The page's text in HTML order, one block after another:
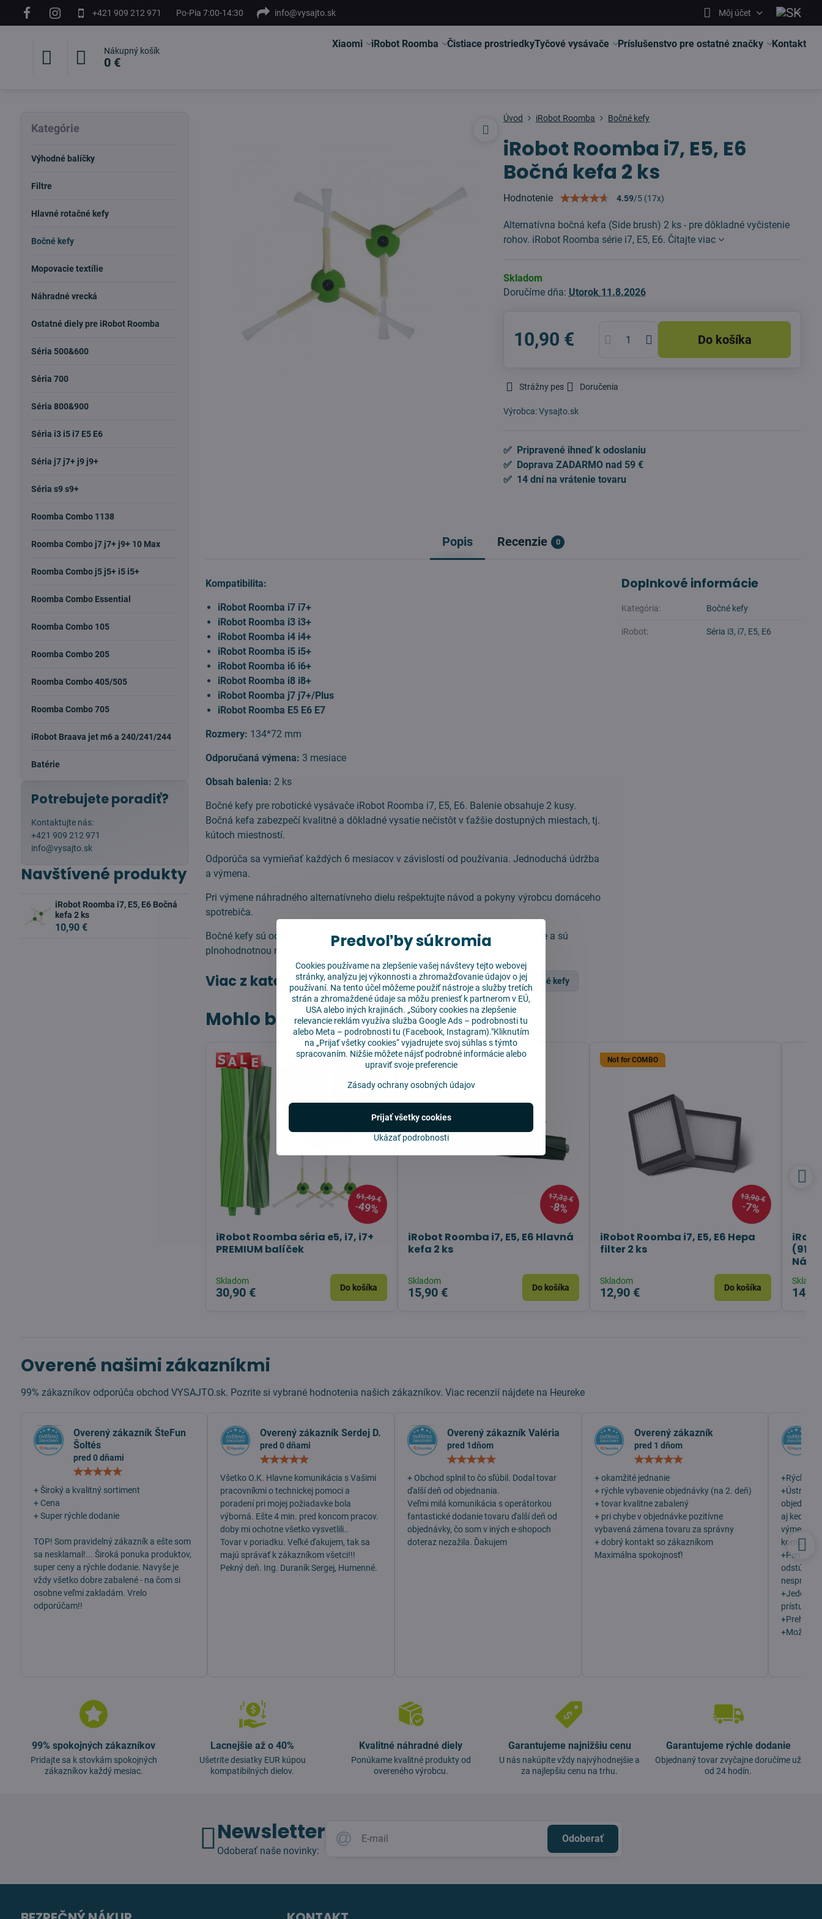
+421 909 212 971 Po-Pia 7:00-14:30 info@vysajto.sk Môj účet
Nákupný košík
0 €
Xiaomi iRobot Roomba Čistiace prostriedkyTyčové vysávače Príslušenstvo pre ostatné značky Kontakt
Úvod iRobot Roomba Bočné kefy
iRobot Roomba i7, E5, E6
Bočná kefa 2 ks
Hodnotenie 4.59/5 (17x)
Alternatívna bočná kefa (Side brush) 2 ks - pre dôkladné vyčistenie
rohov. iRobot Roomba série i7, E5, E6. Čítajte viac
Skladom
Doručíme dňa: Utorok 11.8.2026
10,90 € Do košíka
Strážny pes Doručenia
Výrobca:Vysajto.sk
✅ Pripravené ihneď k odoslaniu
✅ Doprava ZADARMO nad 59 €
✅ 14 dní na vrátenie tovaru
Popis Recenzie 0
Kompatibilita:
iRobot Roomba i7 i7+
iRobot Roomba i3 i3+
iRobot Roomba i4 i4+
iRobot Roomba i5 i5+
iRobot Roomba i6 i6+
iRobot Roomba i8 i8+
iRobot Roomba j7 j7+/Plus
iRobot Roomba E5 E6 E7
Rozmery: 134*72 mm
Odporučaná výmena: 3 mesiace
Obsah balenia: 2 ks
Bočné kefy pre robotické vysávače iRobot Roomba i7, E5, E6. Balenie obsahuje 2 kusy.
Bočná kefa zabezpečí kvalitné a dôkladné vysatie nečistôt v ťažšie dostupných miestach, tj.
kútoch miestností.
Odporúča sa vymieňať každých 6 mesiacov v závislosti od používania. Jednoduchá údržba
a výmena.
Pri výmene náhradného alternatívneho dielu rešpektujte návod a pokyny výrobcu domáceho
spotrebiča.
Bočné kefy sú od certifikovaného výrobcu komponentov pre robotické vysávače a sú
plnohodnotnou náhradou k originálnemu výrobku.
Viac z kategórie iRobot Roomba Séria i3 i5 i7 E5 E6 Bočné kefy
Doplnkové informácie
Kategória: Bočné kefy
iRobot: Séria i3, i7, E5, E6
Mohlo by sa vám hodiť
61,49 €
49%
iRobot Roomba séria e5, i7, i7+
PREMIUM balíček
Skladom
30,90 € Do košíka
17,32 €
8%
iRobot Roomba i7, E5, E6 Hlavná
kefa 2 ks
Skladom
15,90 € Do košíka
13,90 €
7%
Not for COMBO
iRobot Roomba i7, E5, E6 Hepa
filter 2 ks
Skladom
12,90 € Do košíka
Kategórie
Výhodné balíčky
Filtre
Hlavné rotačné kefy
Bočné kefy
Mopovacie textílie
Náhradné vrecká
Ostatné diely pre iRobot Roomba
Séria 500&600
Séria 700
Séria 800&900
Séria i3 i5 i7 E5 E6
Séria j7 j7+ j9 j9+
Séria s9 s9+
Roomba Combo 1138
Roomba Combo j7 j7+ j9+ 10 Max
Roomba Combo j5 j5+ i5 i5+
Roomba Combo Essential
Roomba Combo 105
Roomba Combo 205
Roomba Combo 405/505
Roomba Combo 705
iRobot Braava jet m6 a 240/241/244
Batérie
Potrebujete poradiť?
Kontaktujte nás:
+421 909 212 971
info@vysajto.sk
Navštívené produkty
iRobot Roomba i7, E5, E6 Bočná
kefa 2 ks
10,90 €
Overené našimi zákazníkmi
99% zákazníkov odporúča obchod VYSAJTO.sk. Pozrite si vybrané hodnotenia našich zákazníkov. Viac recenzií nájdete na Heureke
Overený zákazník ŠteFun
Šoltés
pred 0 dňami
+ Široký a kvalitný sortiment
+ Cena
+ Super rýchle dodanie
TOP! Som pravidelný zákazník a ešte som
sa nesklamal!... Široká ponuka produktov,
super ceny a rýchle dodanie. Navyše je
vždy všetko dobre zabalené - na čom si
osobne veľmi zakladám. Vrelo
odporúčam!!
Overený zákazník Serdej D.
pred 0 dňami
/
5
Všetko O.K. Hlavne komunikácia s Vašimi
pracovníkmi o technickej pomoci a
poradení pri mojej požiadavke bola
výborná. Ešte 4 min. pred koncom pracov.
doby mi ochotne všetko vysvetlili..
Tovar v poriadku. Veľké ďakujem, tak sa
majú správať k zákazníkom všetci!!!
Pekný deň. Ing. Duraník Sergej, Humenné.
Overený zákazník Valéria
pred 1dňom
/
+ Obchod splnil to čo sľúbil. Dodal tovar
ďalší deň od objednania.
Veľmi milá komunikácia s operátorkou
fantastické dodanie tovaru ďalší deň od
objednávky, čo som v iných e-shopoch
doteraz nezažila. Ďakujem
Overený zákazník
pred 1 dňom
5
+ okamžité jednanie
+ rýchle vybavenie objednávky (na 2. deň)
+ tovar kvalitne zabalený
+ pri chybe v objednávke pozitívne
vybavená zámena tovaru za správny
+ dobrý kontakt so zákazníkom
Maximálna spokojnosť!
+Rýchlosť
objednala
aj keď
výmenu,
+Peniaze
odstúpení
+Jeden z
prístupu
+Možno
99% spokojných zákazníkov
Pridajte sa k stovkám spokojných
zákazníkov každý mesiac.
Lacnejšie až o 40%
Ušetrite desiatky EUR kúpou
kompatibilných dielov.
Kvalitné náhradné diely
Ponúkame kvalitné produkty od
overeného výrobcu.
Garantujeme najnižšiu cenu
U nás nakúpite vždy najvýhodnejšie a
za najlepšiu cenu na trhu.
Garantujeme rýchle dodanie
Objednaný tovar zvyčajne doručíme už
od 24 hodín.
Newsletter
Odoberať naše novinky:
Odoberať
Predvoľby súkromia
Cookies používame na zlepšenie vašej návštevy tejto webovej
stránky, analýzu jej výkonnosti a zhromažďovanie údajov o jej
používaní. Na tento účel môžeme použiť nástroje a služby tretích
strán a zhromaždené údaje sa môžu preniesť k partnerom v EÚ,
USA alebo iných krajinách. „Súbory cookies na zlepšenie
relevancie reklám využíva služba Google Ads – podrobnosti tu
alebo Meta – podrobnosti tu (Facebook, Instagram)."Kliknutím
na „Prijať všetky cookies“ vyjadrujete svoj súhlas s týmto
spracovaním. Nižšie môžete nájsť podrobné informácie alebo
upraviť svoje preferencie
Zásady ochrany osobných údajov
Ukázať podrobnosti
Prijať všetky cookies